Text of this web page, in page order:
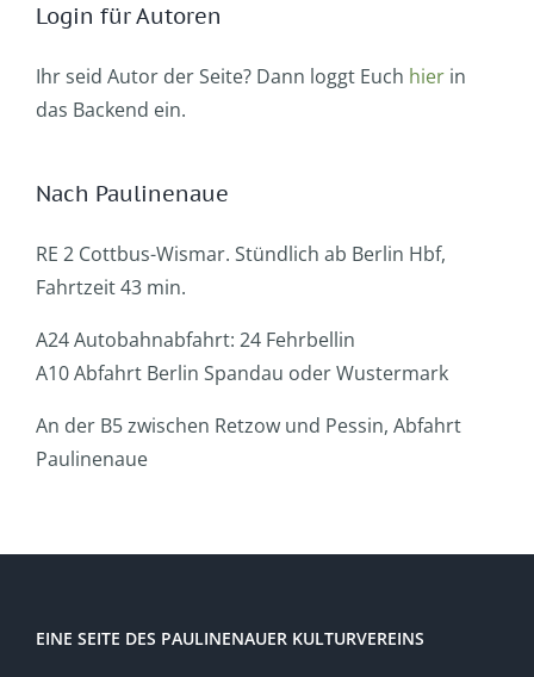
Login für Autoren
Ihr seid Autor der Seite? Dann loggt Euch hier in
das Backend ein.
Nach Paulinenaue
RE 2 Cottbus-Wismar. Stündlich ab Berlin Hbf,
Fahrtzeit 43 min.
A24 Autobahnabfahrt: 24 Fehrbellin
A10 Abfahrt Berlin Spandau oder Wustermark
An der B5 zwischen Retzow und Pessin, Abfahrt
Paulinenaue
EINE SEITE DES PAULINENAUER KULTURVEREINS